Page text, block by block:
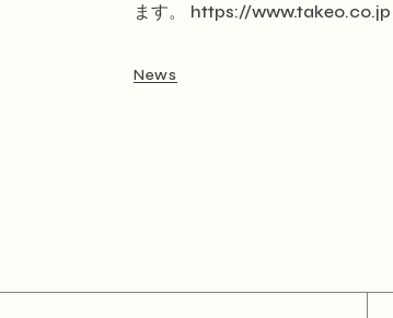
ます。 https://www.takeo.co.jp
News